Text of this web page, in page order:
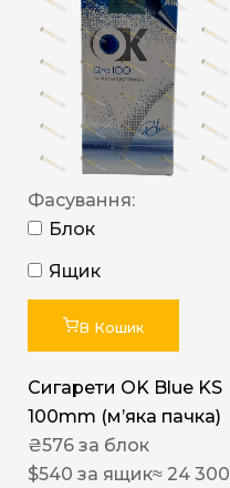
Фасування:
Блок
Ящик
В Кошик
Сигарети OK Blue KS
100mm (м’яка пачка)
₴576 за блок
$540 за ящик≈ 24 300